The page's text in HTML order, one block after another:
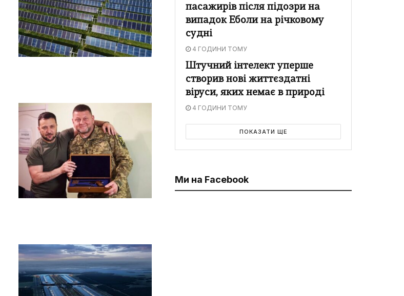
пасажирів після підозри на
випадок Еболи на річковому
судні
4 ГОДИНИ ТОМУ
Штучний інтелект уперше
створив нові життєздатні
віруси, яких немає в природі
4 ГОДИНИ ТОМУ
ПОКАЗАТИ ЩЕ
Ми на Facebook